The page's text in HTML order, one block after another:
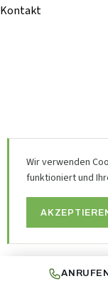
Kontakt
Wir verwenden
funktioniert und
ANRUFEN